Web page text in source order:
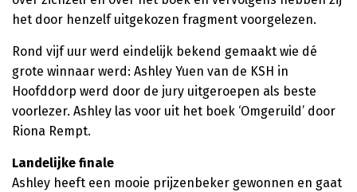
het door henzelf uitgekozen fragment voorgelezen.
Rond vijf uur werd eindelijk bekend gemaakt wie dé
grote winnaar werd: Ashley Yuen van de KSH in
Hoofddorp werd door de jury uitgeroepen als beste
voorlezer. Ashley las voor uit het boek ‘Omgeruild’ door
Riona Rempt.
Landelijke finale
Ashley heeft een mooie prijzenbeker gewonnen en gaat